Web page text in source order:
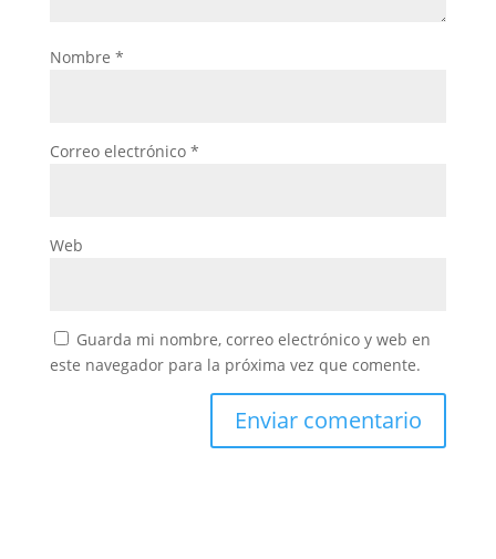
Nombre *
Correo electrónico *
Web
Guarda mi nombre, correo electrónico y web en
este navegador para la próxima vez que comente.